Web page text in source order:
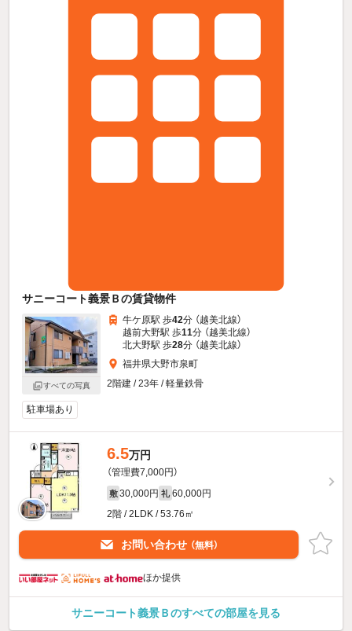
サニーコート義景Ｂの賃貸物件
すべての写真
牛ケ原駅 歩42分 （越美北線）
越前大野駅 歩11分 （越美北線）
北大野駅 歩28分 （越美北線）
福井県大野市泉町
2階建 / 23年 / 軽量鉄骨
駐車場あり
6.5万円
（管理費7,000円）
敷 30,000円 礼 60,000円
2階 / 2LDK / 53.76㎡
お問い合わせ （無料）
ほか提供
サニーコート義景Ｂのすべての部屋を見る